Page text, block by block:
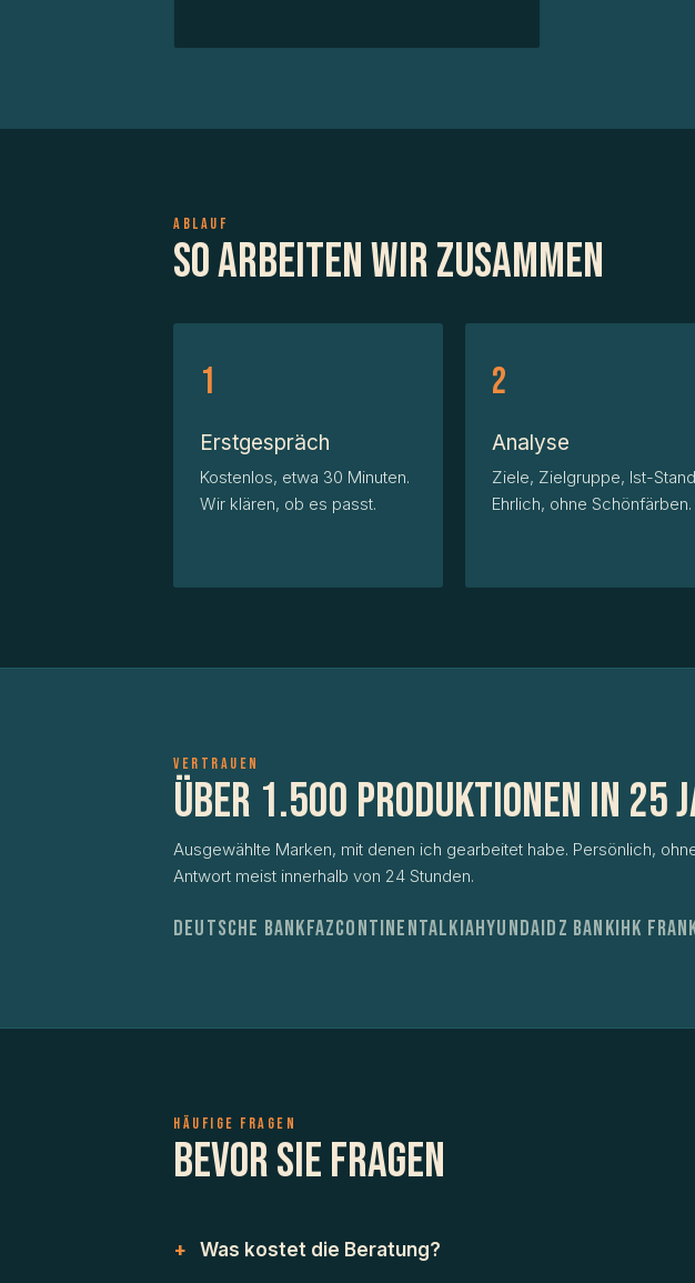
ABLAUF
So arbeiten wir zusammen
Erstgespräch
Kostenlos, etwa 30 Minuten.
Wir klären, ob es passt.
Analyse
Ziele, Zielgruppe, Ist-
Ehrlich, ohne Schönfärben.
VERTRAUEN
Über 1.500 Produktionen in 25
Ausgewählte Marken, mit denen ich gearbeitet habe. Persönlich,
Antwort meist innerhalb von 24 Stunden.
Deutsche BankFAZContinentalKIAHyundaiDZ BankIHK
HÄUFIGE FRAGEN
Bevor Sie fragen
Was kostet die Beratung?